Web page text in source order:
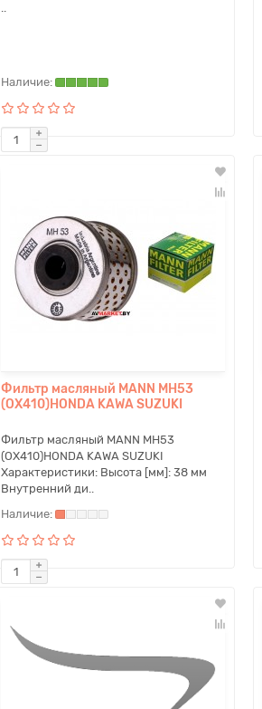
..
Фильтр масляный MANN MH53
(OX410)HONDA KAWA SUZUKI
Фильтр масляный MANN MH53
(OX410)HONDA KAWA SUZUKI
Характеристики: Высота [мм]: 38 мм
Внутренний ди..